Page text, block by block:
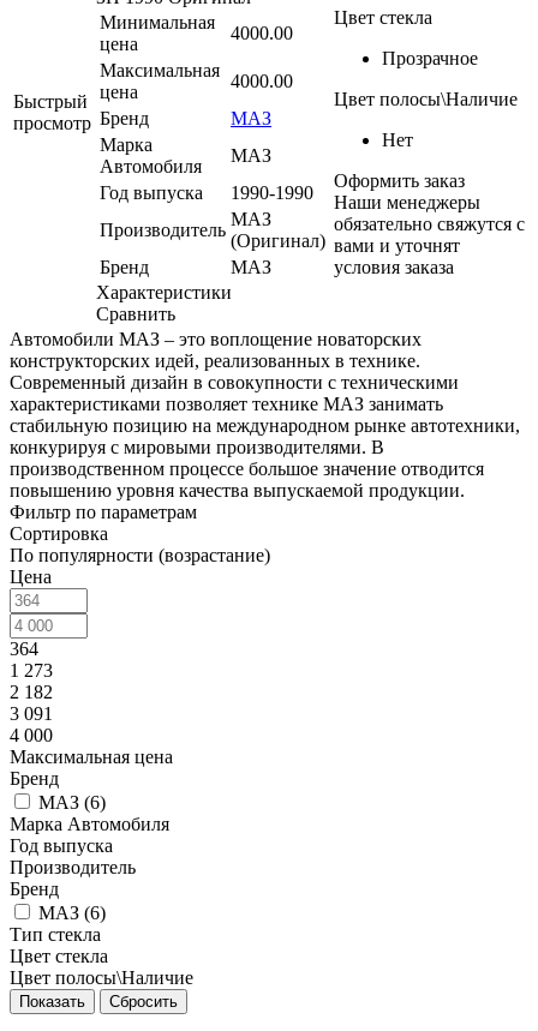
Быстрый
просмотр
Минимальная
цена
4000.00
Максимальная
цена
4000.00
Бренд
МАЗ
Марка
Автомобиля
МАЗ
Год выпуска
1990-1990
Производитель
МАЗ
(Оригинал)
Бренд
МАЗ
Характеристики
Сравнить
Цвет стекла
Прозрачное
Цвет полосы\Наличие
Нет
Оформить заказ
Наши менеджеры
обязательно свяжутся с
вами и уточнят
условия заказа
Автомобили МАЗ – это воплощение новаторских
конструкторских идей, реализованных в технике.
Современный дизайн в совокупности с техническими
характеристиками позволяет технике МАЗ занимать
стабильную позицию на международном рынке автотехники,
конкурируя с мировыми производителями. В
производственном процессе большое значение отводится
повышению уровня качества выпускаемой продукции.
Фильтр по параметрам
Сортировка
По популярности (возрастание)
Цена
364
1 273
2 182
3 091
4 000
Максимальная цена
Бренд
МАЗ (6)
Марка Автомобиля
Год выпуска
Производитель
Бренд
МАЗ (6)
Тип стекла
Цвет стекла
Цвет полосы\Наличие
Сбросить